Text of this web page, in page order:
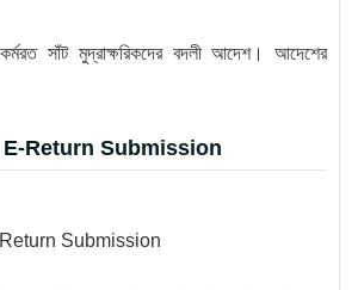
সাঁট মুদ্রাক্ষরিকদের বদলী আদেশ। আদেশের
Return Submission
Submission